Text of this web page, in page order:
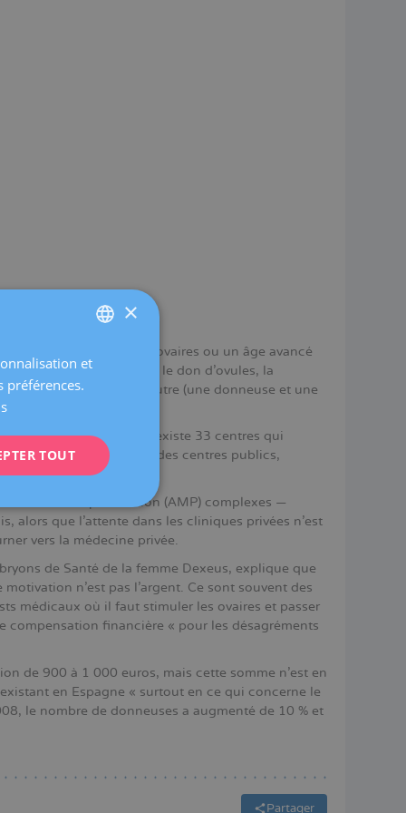
une ablation des ovaires ou un âge avancé
d'être mère. Avec le don d'ovules, la
d'une femme à une autre (une donneuse et une
de la receveuse.
En Catalogne, il existe 33 centres qui
dans le cas des centres publics,
à la procréation (AMP) complexes —
alors que l'attente dans les cliniques privées n'est
vers la médecine privée.
de Santé de la femme Dexeus, explique que
n'est pas l'argent. Ce sont souvent des
médicaux où il faut stimuler les ovaires et passer
financière « pour les désagréments
de 900 à 1 000 euros, mais cette somme n'est en
en Espagne « surtout en ce qui concerne le
le nombre de donneuses a augmenté de 10 % et
Partager
SPANISH
CATALÀ
FRENCH
ITALIANO
ESPAÑOL
×
et
préférences.
TOUT